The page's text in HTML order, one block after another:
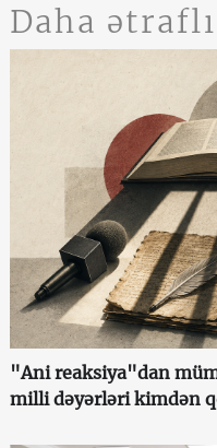
Daha
"Ani reaksiya"dan
milli dəyərləri kimdən